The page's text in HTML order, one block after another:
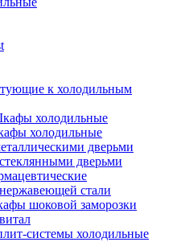
к холодильным
холодильные
холодильные
дверьми
дверьми
стали
шоковой заморозки
системы холодильные